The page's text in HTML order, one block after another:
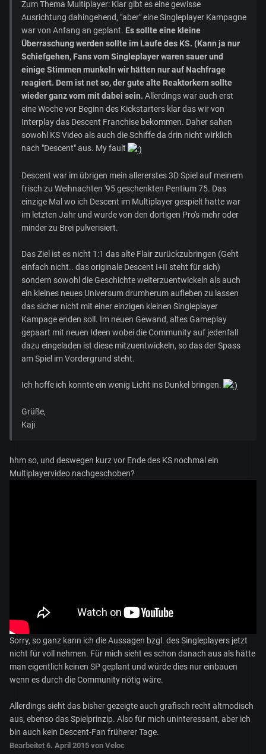
Zum Thema Multiplayer: Klar gibt es eine gewisse
Ausrichtung dahingehend, "aber" eine Singleplayer Kampagne
war von Anfang an geplant. Es sollte eine kleine
Überraschung werden sollte im Laufe des KS. (Kann ja nur
Schiefgehen, Fans vom Singleplayer waren sauer und
einige Stimmen munkeln wir hätten nur auf Nachfrage
reagiert. Dem ist net so, der gute alte Reaktorkern sollte
wieder ganz vorn mit dabei sein. Allerdings war auch erst
eine Woche vor Beginn des Kickstarters klar das wir von
Interplay das Descent Franchise bekommen. Daher sahen
sowohl KS Video als auch die Schiffe da drin nicht wirklich
nach "Descent" aus. My fault
Descent war im übrigen mein allererstes 3D Spiel auf meinem
frisch zu Weihnachten '95 geschenkten Pentium 75. Das
einzige Mal wo ich Descent im Multiplayer gespielt hatte war
im letzten Jahr und wurde von den dortigen Pro's mehr oder
minder zu Brei pulverisiert.
Das Ziel ist es nicht 1:1 das alte Flair zurückzubringen (Geht
einfach nicht.. das originale Descent I+II steht für sich)
sondern sowohl die Geschichte weiterzuentwickeln als auch
ein kleines neues Universum drumherum aufleben zu lassen
das sicher nicht mit einer einzigen kleinen Singleplayer
Kampage enden soll. Im neuen Gewand, altes Gameplay
gepaart mit neuen Ideen wobei die Community auf jedenfall
dazu eingeladen ist diese mitzuentwickeln, so das der Spass
am Spiel im Vordergrund steht.
Ich hoffe ich konnte ein wenig Licht ins Dunkel bringen.
Grüße,
Kaji
hhm so, und deswegen kurz vor Ende des KS nochmal ein
Multiplayervideo nachgeschoben?
Sorry, so ganz kann ich die Aussagen bzgl. des Singleplayers jetzt
nicht für voll nehmen. Für mich sieht es schon danach aus als hätte
man eigentlich keinen SP geplant und würde dies nur einbauen
wenn es durch die Community nötig wäre.
Allerdings sieht das bisher gezeigte auch grafisch recht altmodisch
aus, ebenso das Spielprinzip. Also für mich uninteressant, aber ich
bin auch kein Descent-Fan früherer Tage.
Bearbeitet 6. April 2015 von Veloc